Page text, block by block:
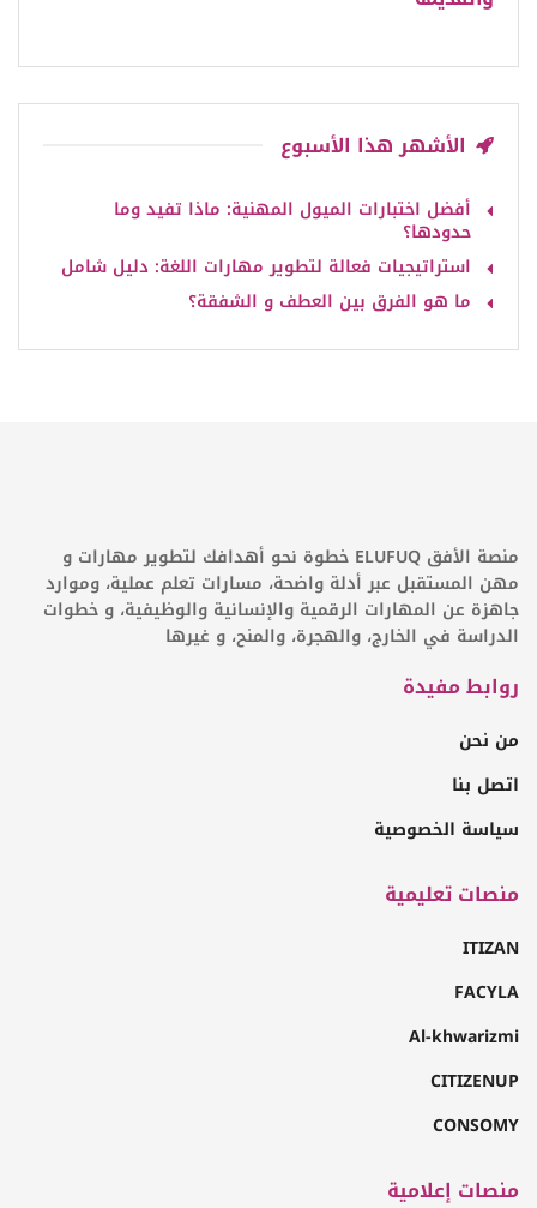
الأشهر هذا الأسبوع
أفضل اختبارات الميول المهنية: ماذا تفيد وما
حدودها؟
استراتيجيات فعالة لتطوير مهارات اللغة: دليل شامل
ما هو الفرق بين العطف و الشفقة؟
منصة الأفق ELUFUQ خطوة نحو أهدافك لتطوير مهارات و
مهن المستقبل عبر أدلة واضحة، مسارات تعلم عملية، وموارد
جاهزة عن المهارات الرقمية والإنسانية والوظيفية، و خطوات
الدراسة في الخارج، والهجرة، والمنح، و غيرها
روابط مفيدة
من نحن
اتصل بنا
سياسة الخصوصية
منصات تعليمية
ITIZAN
FACYLA
Al-khwarizmi
CITIZENUP
CONSOMY
منصات إعلامية